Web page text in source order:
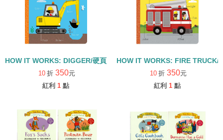
HOW IT WORKS: DIGGER/硬頁書
10 折 350元
紅利 1 點
HOW IT WORKS: FIRE TRUCK/
10 折 350元
紅利 1 點